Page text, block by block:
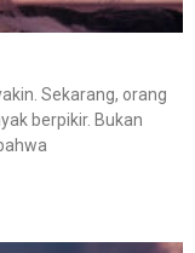
Sekarang, orang
berpikir. Bukan